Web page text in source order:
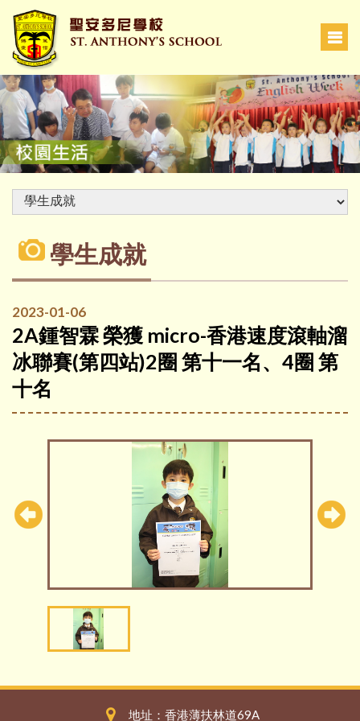
學生成就
2023-01-06
2A鍾智霖 榮獲 micro-香港速度滾軸溜
冰聯賽(第四站)2圈 第十一名、4圈 第
十名
地址：香港薄扶林道69A